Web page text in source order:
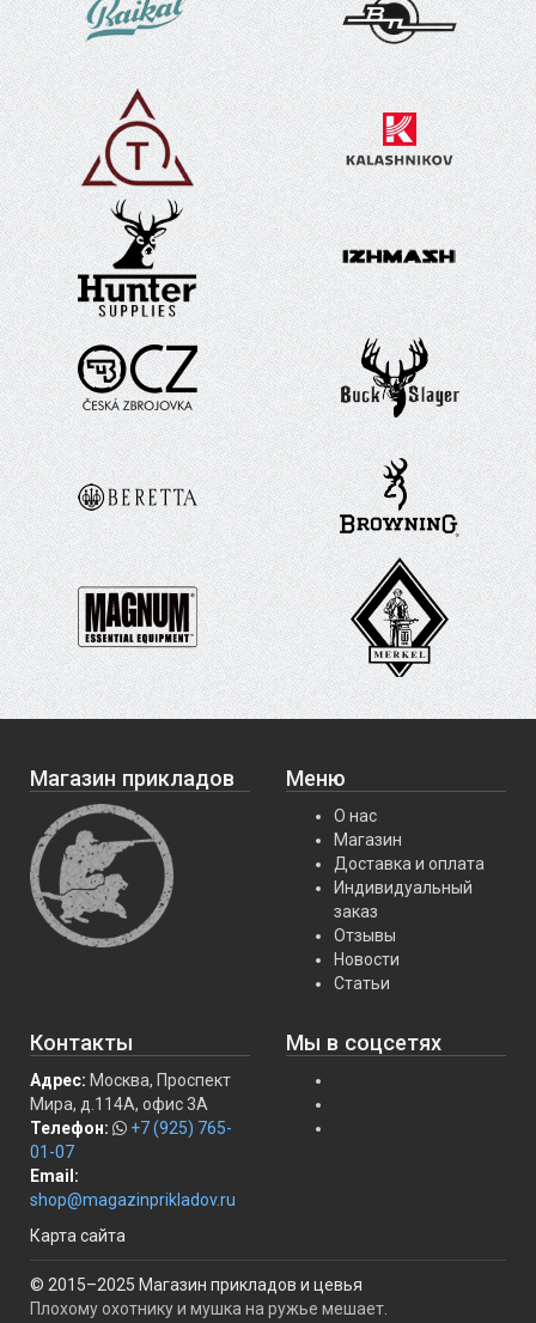
Магазин прикладов Меню
О нас
Магазин
Доставка и оплата
Индивидуальный
заказ
Отзывы
Новости
Статьи
Контакты
Адрес: Москва, Проспект
Мира, д.114А, офис 3А
Телефон:
+7 (925) 765-
01-07
Email:
shop@magazinprikladov.ru
Карта сайта
Мы в соцсетях
© 2015–2025 Магазин прикладов и цевья
Плохому охотнику и мушка на ружье мешает.